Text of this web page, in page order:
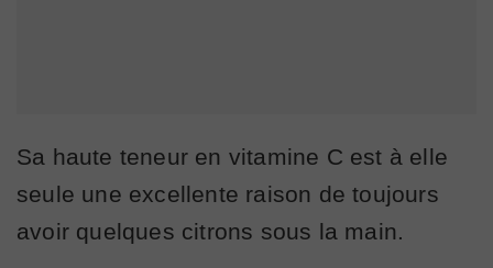
Sa haute teneur en vitamine C est à elle
seule une excellente raison de toujours
avoir quelques citrons sous la main.